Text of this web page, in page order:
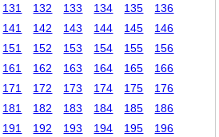
131 132 133 134 135
136
141 142 143 144 145
146
151 152 153 154 155
156
161 162 163 164 165
166
171 172 173 174 175
176
181 182 183 184 185
186
191 192 193 194 195
196